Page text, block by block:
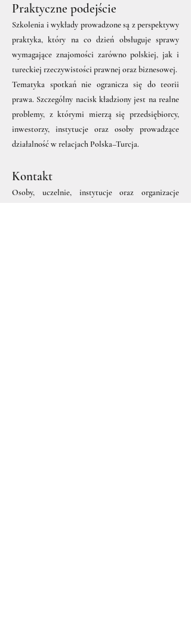
Praktyczne podejście
Szkolenia i wykłady prowadzone są z perspektywy
praktyka, który na co dzień obsługuje sprawy
wymagające znajomości zarówno polskiej, jak i
tureckiej rzeczywistości prawnej oraz biznesowej.
Tematyka spotkań nie ogranicza się do teorii
prawa. Szczególny nacisk kładziony jest na realne
problemy, z którymi mierzą się przedsiębiorcy,
inwestorzy, instytucje oraz osoby prowadzące
działalność w relacjach Polska–Turcja.
Kontakt
Osoby, uczelnie, instytucje oraz organizacje